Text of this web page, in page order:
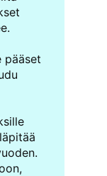
pääset